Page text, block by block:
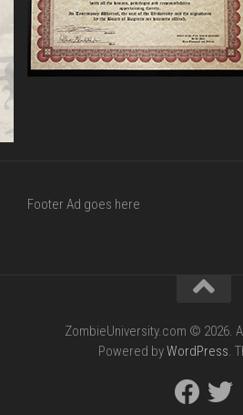
Footer Ad goes here
ZombieUniversity.com © 2026.
Powered byWordPress.